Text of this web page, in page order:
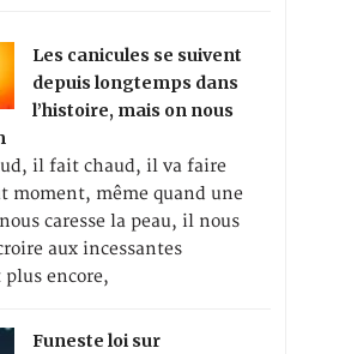
Les canicules se suivent
depuis longtemps dans
l’histoire, mais on nous
il fait chaud, il va faire
moment, même quand une
caresse la peau, il nous
aux incessantes
encore,
Funeste loi sur